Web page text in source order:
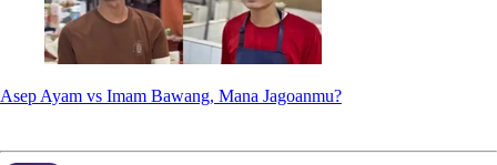
Asep Ayam vs Imam Bawang, Mana Jagoanmu?